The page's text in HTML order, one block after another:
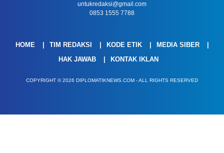
untukredaksi@gmail.com
0853 1555 7788
HOME TIM REDAKSI KODE ETIK
MEDIA SIBER
HAK JAWAB
KONTAK IKLAN
COPYRIGHT © 2026 DIPLOMATIKNEWS.COM - ALL RIGHTS RESERVED